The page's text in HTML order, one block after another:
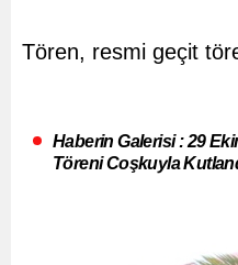
Tören, resmi geçit
Haberin Galerisi : 29
Töreni Coşkuyla